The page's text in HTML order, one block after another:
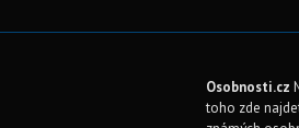
Osobnosti.cz
toho zde